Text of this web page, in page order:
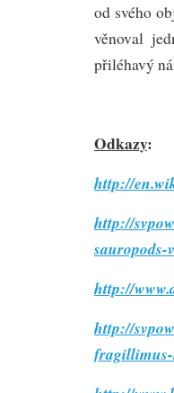
od svého
věnoval
přiléhavý
Odkazy:
http://
http://
sauropods-
http://
http://